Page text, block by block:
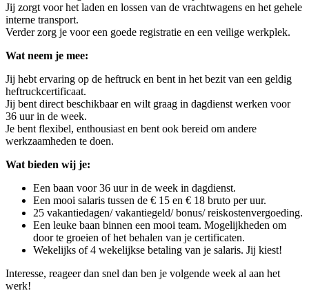
Jij zorgt voor het laden en lossen van de vrachtwagens en het gehele
interne transport.
Verder zorg je voor een goede registratie en een veilige werkplek.
Wat neem je mee:
Jij hebt ervaring op de heftruck en bent in het bezit van een geldig
heftruckcertificaat.
Jij bent direct beschikbaar en wilt graag in dagdienst werken voor
36 uur in de week.
Je bent flexibel, enthousiast en bent ook bereid om andere
werkzaamheden te doen.
Wat bieden wij je:
Een baan voor 36 uur in de week in dagdienst.
Een mooi salaris tussen de € 15 en € 18 bruto per uur.
25 vakantiedagen/ vakantiegeld/ bonus/ reiskostenvergoeding.
Een leuke baan binnen een mooi team. Mogelijkheden om
door te groeien of het behalen van je certificaten.
Wekelijks of 4 wekelijkse betaling van je salaris. Jij kiest!
Interesse, reageer dan snel dan ben je volgende week al aan het
werk!